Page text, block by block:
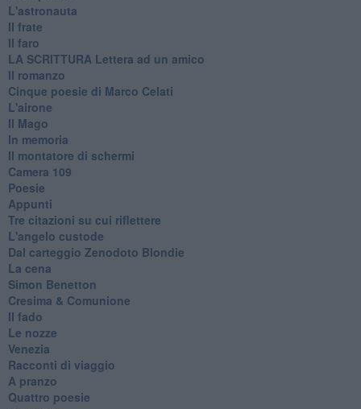
L'astronauta
Il frate
Il faro
​LA SCRITTURA Lettera ad un amico
Il romanzo
Cinque poesie di Marco Celati
L'airone
Il Mago
In memoria
Il montatore di schermi
Camera 109
Poesie
Appunti
Tre citazioni su cui riflettere
L'angelo custode
Dal carteggio Zenodoto Blondie
La cena
Simon Benetton
Cresima & Comunione
Il fado
Le nozze
Venezia
Racconti di viaggio
A pranzo
Quattro poesie